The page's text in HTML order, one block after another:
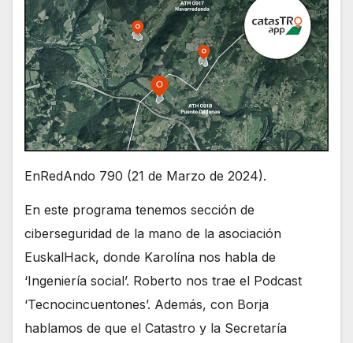
EnRedAndo 790 (21 de Marzo de 2024).
En este programa tenemos sección de
ciberseguridad de la mano de la asociación
EuskalHack, donde Karolína nos habla de
‘Ingeniería social’. Roberto nos trae el Podcast
‘Tecnocincuentones’. Además, con Borja
hablamos de que el Catastro y la Secretaría